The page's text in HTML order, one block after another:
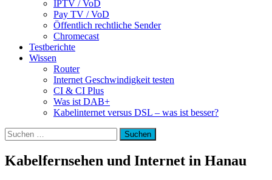
IPTV / VoD
Pay TV / VoD
Öffentlich rechtliche Sender
Chromecast
Testberichte
Wissen
Router
Internet Geschwindigkeit testen
CI & CI Plus
Was ist DAB+
Kabelinternet versus DSL – was ist besser?
Suchen
nach:
Kabelfernsehen und Internet in Hanau